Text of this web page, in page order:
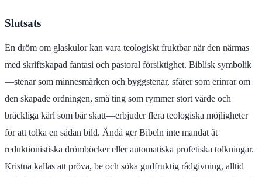
Slutsats
En dröm om glaskulor kan vara teologiskt fruktbar när den närmas
med skriftskapad fantasi och pastoral försiktighet. Biblisk symbolik
—stenar som minnesmärken och byggstenar, sfärer som erinrar om
den skapade ordningen, små ting som rymmer stort värde och
bräckliga kärl som bär skatt—erbjuder flera teologiska möjligheter
för att tolka en sådan bild. Ändå ger Bibeln inte mandat åt
reduktionistiska drömböcker eller automatiska profetiska tolkningar.
Kristna kallas att pröva, be och söka gudfruktig rådgivning, alltid